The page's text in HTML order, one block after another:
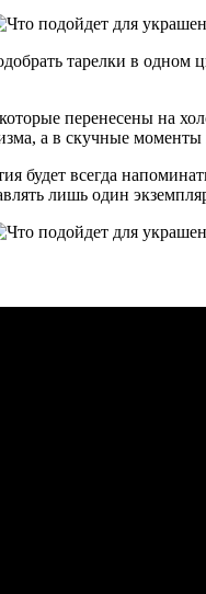
тарелки в
перенесены на
а в скучные моменты
будет всегда
лишь один